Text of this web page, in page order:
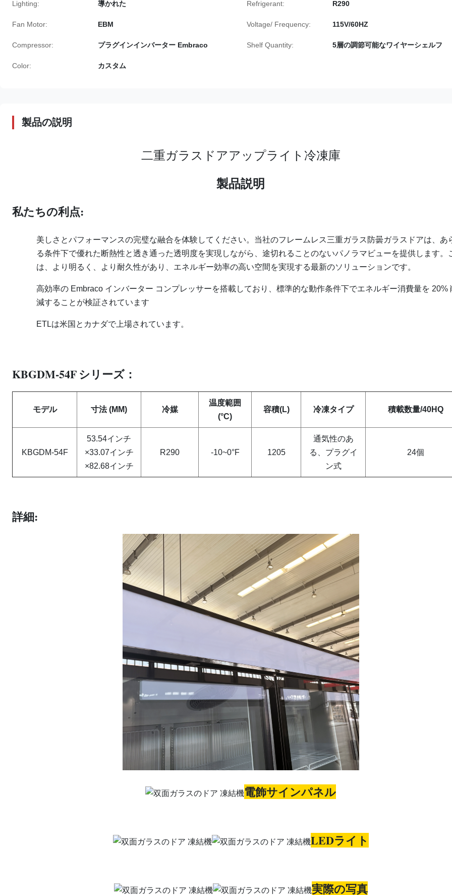
Lighting: 導かれた Refrigerant: R290
Fan Motor: EBM Voltage/ Frequency: 115V/60HZ
Compressor: プラグインインバーター Embraco Shelf Quantity: 5層の調節可能なワイヤーシェルフ
Color: カスタム
製品の説明
二重ガラスドアアップライト冷凍庫
製品説明
私たちの利点:
美しさとパフォーマンスの完璧な融合を体験してください。当社のフレームレス三重ガラス防曇ガラスドアは、あ
る条件下で優れた断熱性と透き通った透明度を実現しながら、途切れることのないパノラマビューを提供します。
は、より明るく、より耐久性があり、エネルギー効率の高い空間を実現する最新のソリューションです。
高効率の Embraco インバーター コンプレッサーを搭載しており、標準的な動作条件下でエネルギー消費量を 20%
減することが検証されています
ETLは米国とカナダで上場されています。
KBGDM-54Fシリーズ：
モデル 寸法 (MM) 冷媒
温度範囲
(°C)
容積(L) 冷凍タイプ 積載数量/40HQ
KBGDM-54F
53.54インチ
×33.07インチ
×82.68インチ
R290 -10~0°F 1205
通気性のあ
る、プラグイ
ン式
24個
詳細:
電飾サインパネル
LEDライト
実際の写真